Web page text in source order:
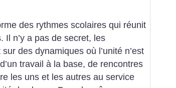
des rythmes scolaires qui réunit
Il n’y a pas de secret, les
des dynamiques où l’unité n’est
travail à la base, de rencontres
les uns et les autres au service